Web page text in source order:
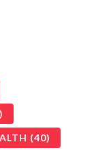
(40)